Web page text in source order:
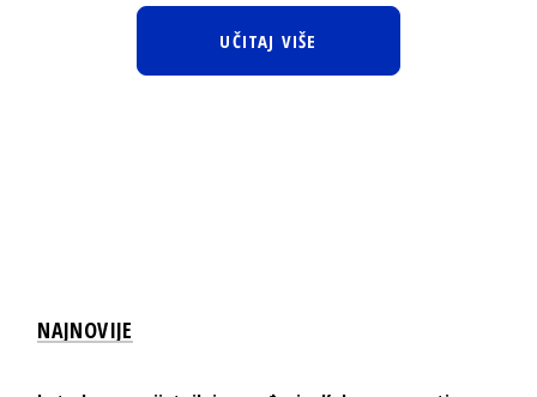
UČITAJ VIŠE
NAJNOVIJE